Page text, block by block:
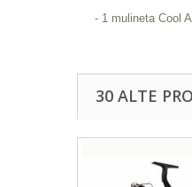
- 1 mulineta Cool
30 ALTE